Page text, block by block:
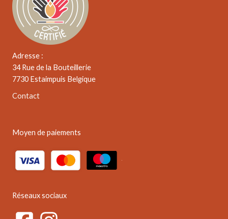
Adresse :
34 Rue de la Bouteillerie
7730 Estaimpuis Belgique
Contact
Moyen de paiements
Réseaux sociaux